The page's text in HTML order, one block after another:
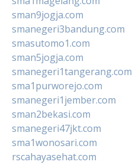
sman9jogja.com
smanegeri3bandung.com
smasutomo1.com
sman5jogja.com
smanegeri1tangerang.com
sma1purworejo.com
smanegeri1jember.com
sman2bekasi.com
smanegeri47jkt.com
sma1wonosari.com
rscahayasehat.com